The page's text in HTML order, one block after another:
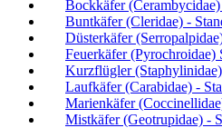
Bockkäfer
Buntkäfer (Cleridae) -
Düsterkäfer
Feuerkäfer (Pyrochroidae)
Kurzflügler
Laufkäfer (Carabidae) -
Marienkäfer
Mistkäfer (Geotrupidae) -